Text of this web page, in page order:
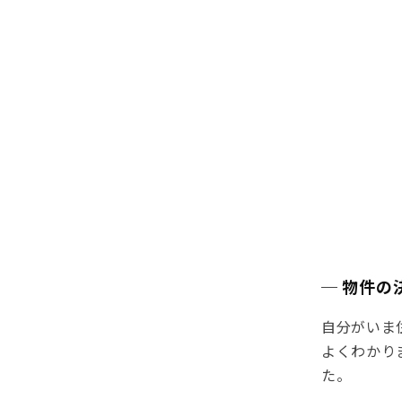
─ 物件の
自分がい
よくわか
た。